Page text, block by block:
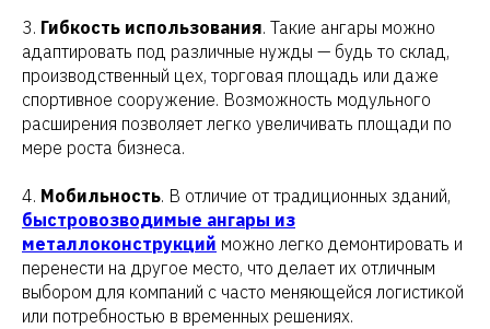
3. Гибкость использования. Такие ангары можно
адаптировать под различные нужды — будь то склад,
производственный цех, торговая площадь или даже
спортивное сооружение. Возможность модульного
расширения позволяет легко увеличивать площади по
мере роста бизнеса.
4. Мобильность. В отличие от традиционных зданий,
быстровозводимые ангары из
металлоконструкций можно легко демонтировать и
перенести на другое место, что делает их отличным
выбором для компаний с часто меняющейся логистикой
или потребностью в временных решениях.